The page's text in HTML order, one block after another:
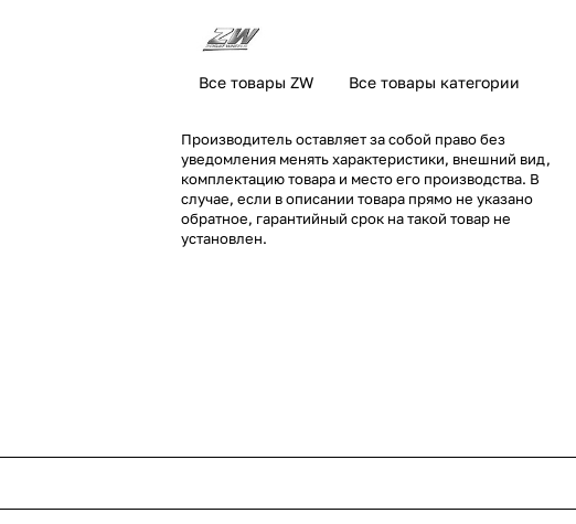
Все товары ZW Все товары категории
Производитель оставляет за собой право без
уведомления менять характеристики, внешний вид,
комплектацию товара и место его производства. В
случае, если в описании товара прямо не указано
обратное, гарантийный срок на такой товар не
установлен.